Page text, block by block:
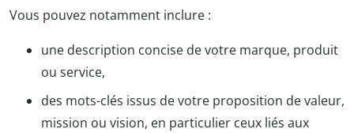
Vous pouvez notamment inclure :
une description concise de votre marque, produit
ou service,
des mots-clés issus de votre proposition de valeur,
mission ou vision, en particulier ceux liés aux